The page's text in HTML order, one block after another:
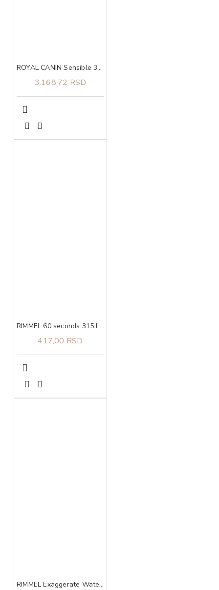
ROYAL CANIN Sensible 33 2kg
3.168,72 RSD
RIMMEL 60 seconds 315 lak za nokte 8ml
417,00 RSD
RIMMEL Exaggerate Waterproof 003 Tecni ajlajner